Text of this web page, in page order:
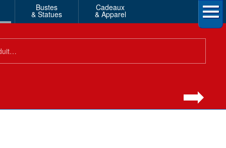
Bustes
& Statues
Cadeaux
& Apparel